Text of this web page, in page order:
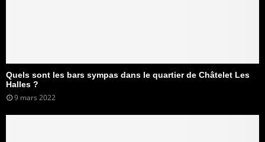
Quels sont les bars sympas dans le quartier de Châtelet Les
Halles ?
9 mars 2022